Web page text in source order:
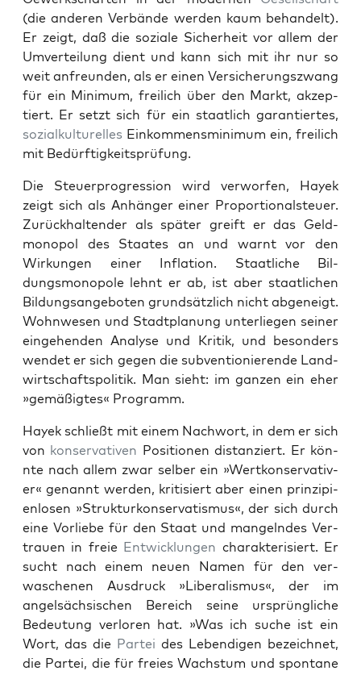
(die anderen Ver­bände wer­den kaum behan­delt).
Er zeigt, daß die soziale Sicher­heit vor allem der
Umverteilung dient und kann sich mit ihr nur so
weit anfre­un­den, als er einen Ver­sicherungszwang
für ein Min­i­mum, freilich über den Markt, akzep­
tiert. Er set­zt sich für ein staatlich garantiertes,
sozialkul­turelles Einkom­mensmin­i­mum ein, freilich
mit Bedürftigkeit­sprü­fung.
Die Steuer­pro­gres­sion wird ver­wor­fen, Hayek
zeigt sich als Anhänger ein­er Pro­por­tion­al­s­teuer.
Zurück­hal­tender als später greift er das Geld­
monopol des Staates an und warnt vor den
Wirkun­gen ein­er Infla­tion. Staatliche Bil­
dungsmono­pole lehnt er ab, ist aber staatlichen
Bil­dungsange­boten grund­sät­zlich nicht abgeneigt.
Wohn­we­sen und Stadt­pla­nung unter­liegen sein­er
einge­hen­den Analyse und Kri­tik, und beson­ders
wen­det er sich gegen die sub­ven­tion­ierende Land­
wirtschaft­spoli­tik. Man sieht: im ganzen ein eher
»gemäßigtes« Pro­gramm.
Hayek schließt mit einem Nach­wort, in dem er sich
von kon­ser­v­a­tiv­en Posi­tio­nen dis­tanziert. Er kön­
nte nach allem zwar sel­ber ein »Wertkon­ser­v­a­tiv­
er« genan­nt wer­den, kri­tisiert aber einen prinzip­i­
en­losen »Struk­turkon­ser­vatismus«, der sich durch
eine Vor­liebe für den Staat und man­gel­ndes Ver­
trauen in freie Entwick­lun­gen charak­ter­isiert. Er
sucht nach einem neuen Namen für den ver­
wasch­enen Aus­druck »Lib­er­al­is­mus«, der im
angel­säch­sis­chen Bere­ich seine ursprüngliche
Bedeu­tung ver­loren hat. »Was ich suche ist ein
Wort, das die Partei des Lebendi­gen beze­ich­net,
die Partei, die für freies Wach­s­tum und spon­tane